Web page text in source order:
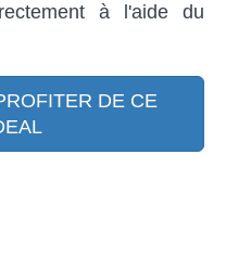
à l'aide du
DE CE